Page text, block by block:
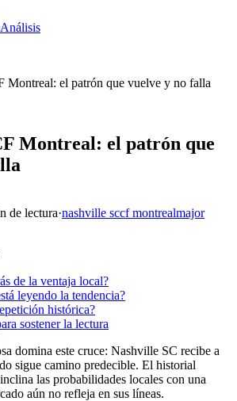
Análisis
Montreal: el patrón que vuelve y no falla
Montreal: el patrón que
de lectura·nashville sccf montrealmajor
de la ventaja local?
leyendo la tendencia?
histórica?
sostener la lectura
domina este cruce: Nashville SC recibe a
sigue camino predecible. El historial
las probabilidades locales con una
aún no refleja en sus líneas.